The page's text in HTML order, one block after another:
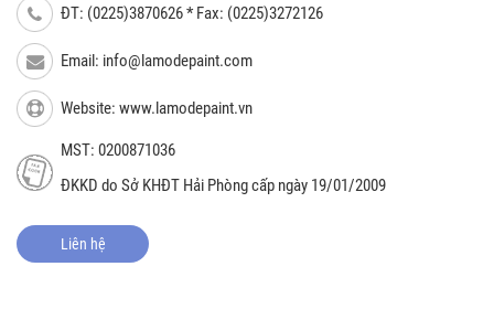
ĐT: (0225)3870626 * Fax: (0225)3272126
Email: info@lamodepaint.com
Website: www.lamodepaint.vn
MST: 0200871036
ĐKKD do Sở KHĐT Hải Phòng cấp ngày 19/01/2009
Liên hệ